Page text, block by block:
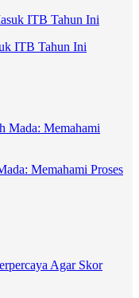
ITB Tahun Ini
Memahami Proses